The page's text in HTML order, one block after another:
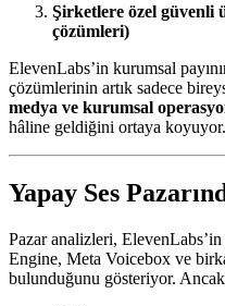
Şirketlere özel güvenli
çözümleri)
ElevenLabs’in kurumsal
çözümlerinin artık sadece
medya ve kurumsal
hâline geldiğini ortaya koyuyor.
Yapay Ses
Pazar analizleri,
Engine, Meta Voicebox ve
bulunduğunu gösteriyor.